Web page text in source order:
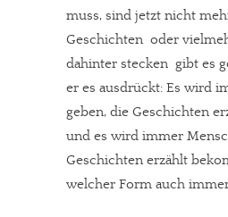
muss, sind jetzt nicht
Geschichten  oder
dahinter stecken  gibt es
er es ausdrückt: Es wird
geben, die Geschichten
und es wird immer
Geschichten erzählt
welcher Form auch